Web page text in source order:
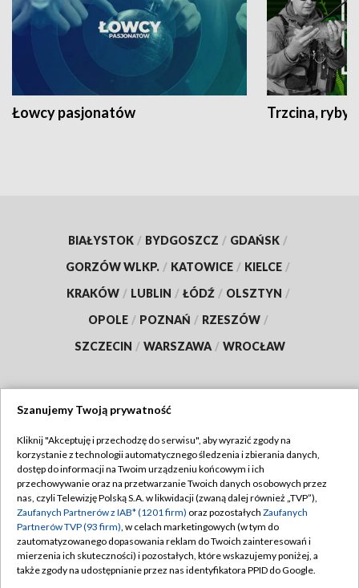
Łowcy pasjonatów Trzcina, ryby
BIAŁYSTOK / BYDGOSZCZ / GDAŃSK /
GORZÓW WLKP. / KATOWICE / KIELCE /
KRAKÓW / LUBLIN / ŁÓDŹ / OLSZTYN /
OPOLE / POZNAŃ / RZESZÓW /
SZCZECIN / WARSZAWA / WROCŁAW
TVP
Abonament TVP
Emisja w TVP
Centrum informacji TVP
Naziemna Telewizja Cyfrowa
Regulamin TVP
Polityka prywatności
Moje zgody
Pomoc
Szanujemy Twoją prywatność
Kliknij "Akceptuję i przechodzę do serwisu", aby wyrazić zgody na
korzystanie z technologii automatycznego śledzenia i zbierania danych,
dostęp do informacji na Twoim urządzeniu końcowym i ich
przechowywanie oraz na przetwarzanie Twoich danych osobowych przez
nas, czyli Telewizję Polską S.A. w likwidacji (zwaną dalej również „TVP”),
Zaufanych Partnerów z IAB* (1201 firm) oraz pozostałych Zaufanych
Partnerów TVP (93 firm), w celach marketingowych (w tym do
zautomatyzowanego dopasowania reklam do Twoich zainteresowań i
mierzenia ich skuteczności) i pozostałych, które wskazujemy poniżej, a
także zgody na udostępnianie przez nas identyfikatora PPID do Google.